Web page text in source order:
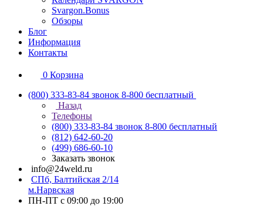
Svargon.Bonus
Обзоры
Блог
Информация
Контакты
0 Корзина
(800) 333-83-84 звонок 8-800 бесплатный
Назад
Телефоны
(800) 333-83-84 звонок 8-800 бесплатный
(812) 642-60-20
(499) 686-60-10
Заказать звонок
info@24weld.ru
СПб, Балтийская 2/14
м.Нарвская
ПН-ПТ с 09:00 до 19:00